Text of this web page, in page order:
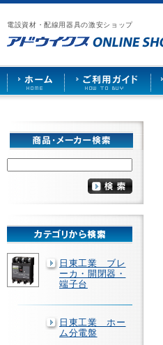
電設資材・配線用器具の激安ショップ
漏
電
ブ
レ
ー
カ
ー
や
照
ケ
ッ
ト
な
で
販
売
ア
ウ
イ
ス
HOME
ご
用
ガ
ド
お
い
合
せ
仕
先
募
日東工業 ブレ
ーカ・開閉器・
端子台
日東工業 ホー
ム分電盤